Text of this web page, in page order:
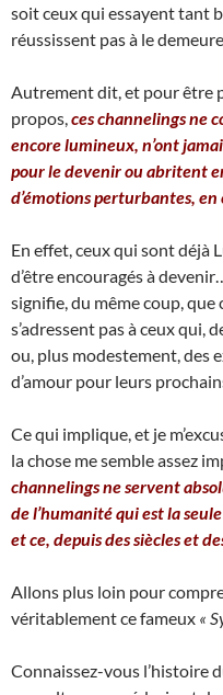
soit ceux qui essayent tant
réussissent pas à le
Autrement dit, et pour être
propos, ces channelings ne
encore lumineux, n’ont
pour le devenir ou abritent
d’émotions perturbantes,
En effet, ceux qui sont déjà
d’être encouragés à
signifie, du même coup, que
s’adressent pas à ceux qui,
ou, plus modestement, des
d’amour pour leurs
Ce qui implique, et je
la chose me semble assez
channelings ne servent
de l’humanité qui est la
et ce, depuis des siècles et
Allons plus loin pour
véritablement ce fameux «
Connaissez-vous l’histoire